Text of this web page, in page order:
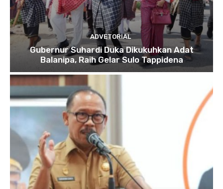
ADVETORIAL
Gubernur Suhardi Duka Dikukuhkan Adat
Balanipa, Raih Gelar Sulo Tappidena